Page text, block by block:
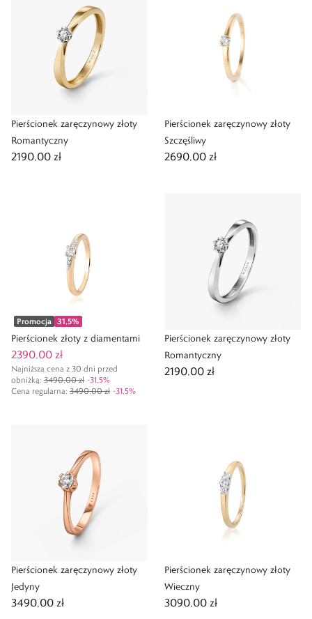
Pierścionek zaręczynowy złoty
Romantyczny
2190,00 zł
Pierścionek zaręczynowy złoty
Szczęśliwy
2690,00 zł
Promocja 31,5%
Pierścionek złoty z diamentami
2390,00 zł
Najniższa cena z 30 dni przed
obniżką: 3490,00 zł -31,5%
Cena regularna: 3490,00 zł -31,5%
Pierścionek zaręczynowy złoty
Romantyczny
2190,00 zł
Pierścionek zaręczynowy złoty
Jedyny
3490,00 zł
Pierścionek zaręczynowy złoty
Wieczny
3090,00 zł